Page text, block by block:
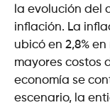
la evolución del
inflación. La
ubicó en 2,8%
mayores costos
economía se
escenario, la